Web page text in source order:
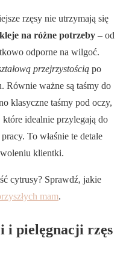
rzęsy nie utrzymają się
kleje na różne potrzeby – od
odporne na wilgoć.
przejrzystością po
Równie ważne są taśmy do
klasyczne taśmy pod oczy,
idealnie przylegają do
To właśnie te detale
klientki.
cytrusy? Sprawdź, jakie
mam.
i pielęgnacji rzęs